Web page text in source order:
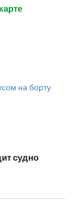
на борту
судно